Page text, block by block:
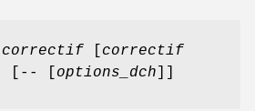
correctif
correctif
] [-- [ options_dch